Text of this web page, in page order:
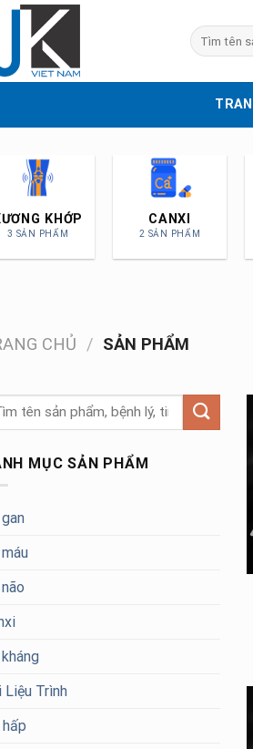
Tìm
kiếm:
TIỂU ĐƯỜNG
1 SẢN PHẨM
BỔ GAN
2 SẢN PHẨM
CHỦ / SẢN PHẨM
MỤC SẢN PHẨM
máu
Liệu Trình
hấp